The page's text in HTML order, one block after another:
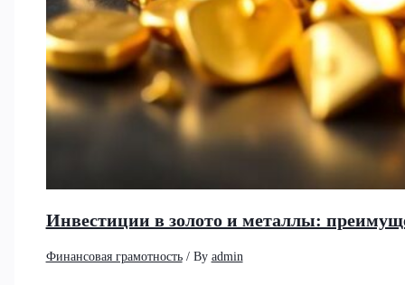
Инвестиции в золото и металлы:
Финансовая грамотность/ By admin